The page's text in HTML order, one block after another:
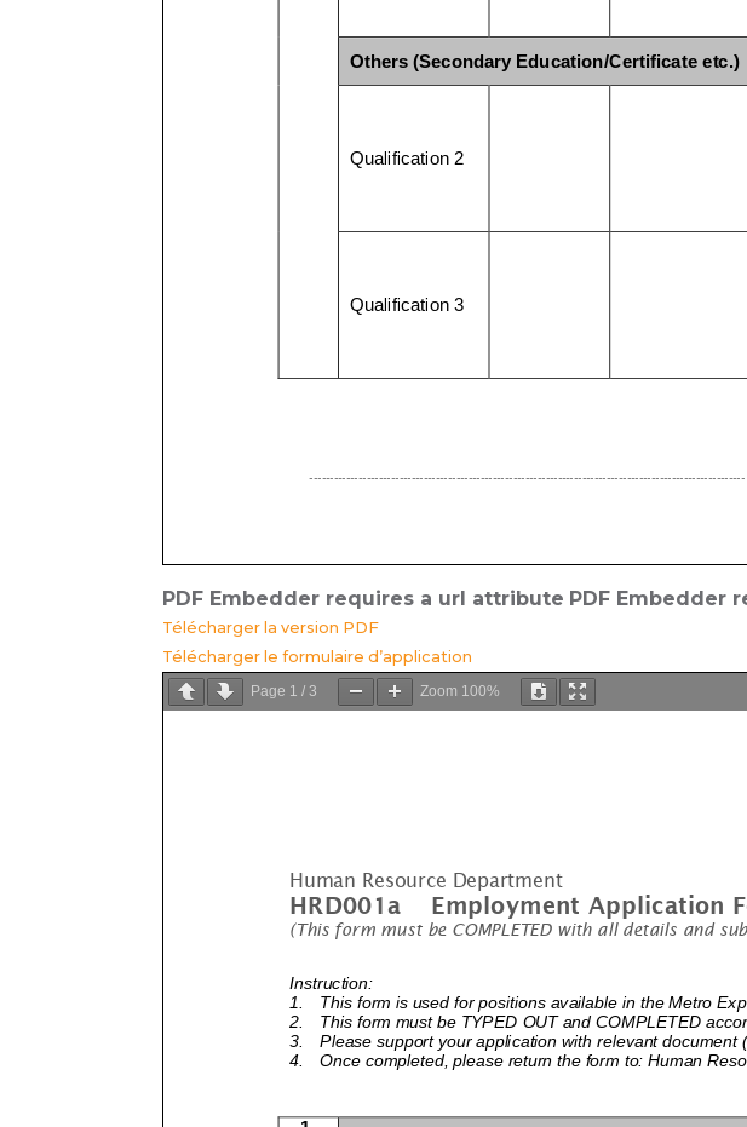
PDF Embedder requires a url attribute PDF Embedder
Télécharger la version PDF
Télécharger le formulaire d’application
Page 1 /3 Zoom 100%